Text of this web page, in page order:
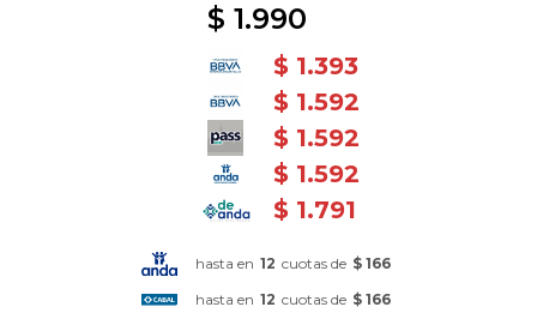
$ 1.990
$ 1.393
$ 1.592
$ 1.592
$ 1.592
$ 1.791
hasta en 12 cuotas de $ 166
hasta en 12 cuotas de $ 166